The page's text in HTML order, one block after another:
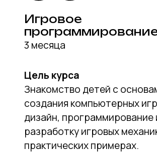
3 месяца
Цель курса
Ознакомить детей с базовыми
принципами программирования
через создание простых игр и
интерактивных проектов, используя